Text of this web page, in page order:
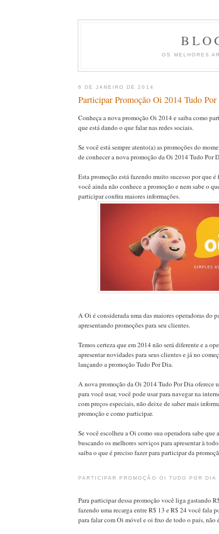
OS MELHORES
6 DE JANEIRO DE 2014
Participar Promoção Oi 2014 Tudo
Conheça a nova promoção Oi 2014 e saiba como
que está dando o que falar nas redes sociais.
Se você está sempre atento(a) as promoções do
de conhecer a nova promoção da Oi 2014 Tudo Por
Esta promoção está fazendo muito sucesso por que
você ainda não conhece a promoção e nem sabe o
participar confira maiores informações.
A Oi é considerada uma das maiores operadoras do
apresentando promoções para seu clientes.
Temos certeza que em 2014 não será diferente e a
apresentar novidades para seus clientes e já no
lançando a promoção Tudo Por Dia.
A nova promoção da Oi 2014 Tudo Por Dia oferece
para você usar, você pode usar para navegar na
com preços especiais, não deixe de saber mais
promoção e como participar.
Se você escolheu a Oi como sua operadora sabe que
buscando os melhores serviços para apresentar à
saiba o que é preciso fazer para participar da
PARTICIPAR PROMOÇÃO OI TUDO POR DIA
Para participar dessa promoção você liga gastando
fazendo uma recarga entre R$ 13 e R$ 24 você fala
para falar com Oi móvel e oi fixo de todo o país, não